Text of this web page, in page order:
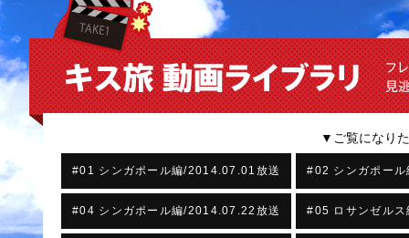
▼ご覧になり
#01 シンガポール編/2014.07.01放送 #02 シンガポー
#04 シンガポール編/2014.07.22放送 #05 ロサンゼル